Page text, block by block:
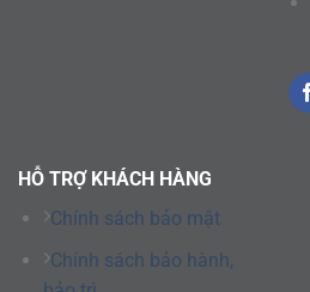
HỖ TRỢ KHÁCH HÀNG
Chính sách bảo mật
Chính sách bảo hành,